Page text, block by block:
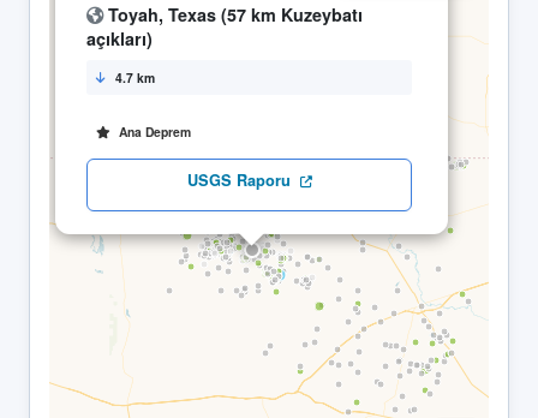
Toyah, Texas (57 km Kuzeybatı
açıkları)
4.7 km
Ana Deprem
USGS Raporu